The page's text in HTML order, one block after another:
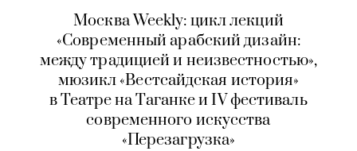
Москва Weekly: цикл лекций
«Современный арабский дизайн:
между традицией и неизвестностью»,
мюзикл «Вестсайдская история»
в Театре на Таганке и IV фестиваль
современного искусства
«Перезагрузка»